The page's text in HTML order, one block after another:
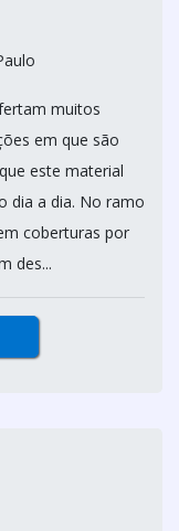
muitos
em que são
este material
dia a dia. No ramo
coberturas por
des...